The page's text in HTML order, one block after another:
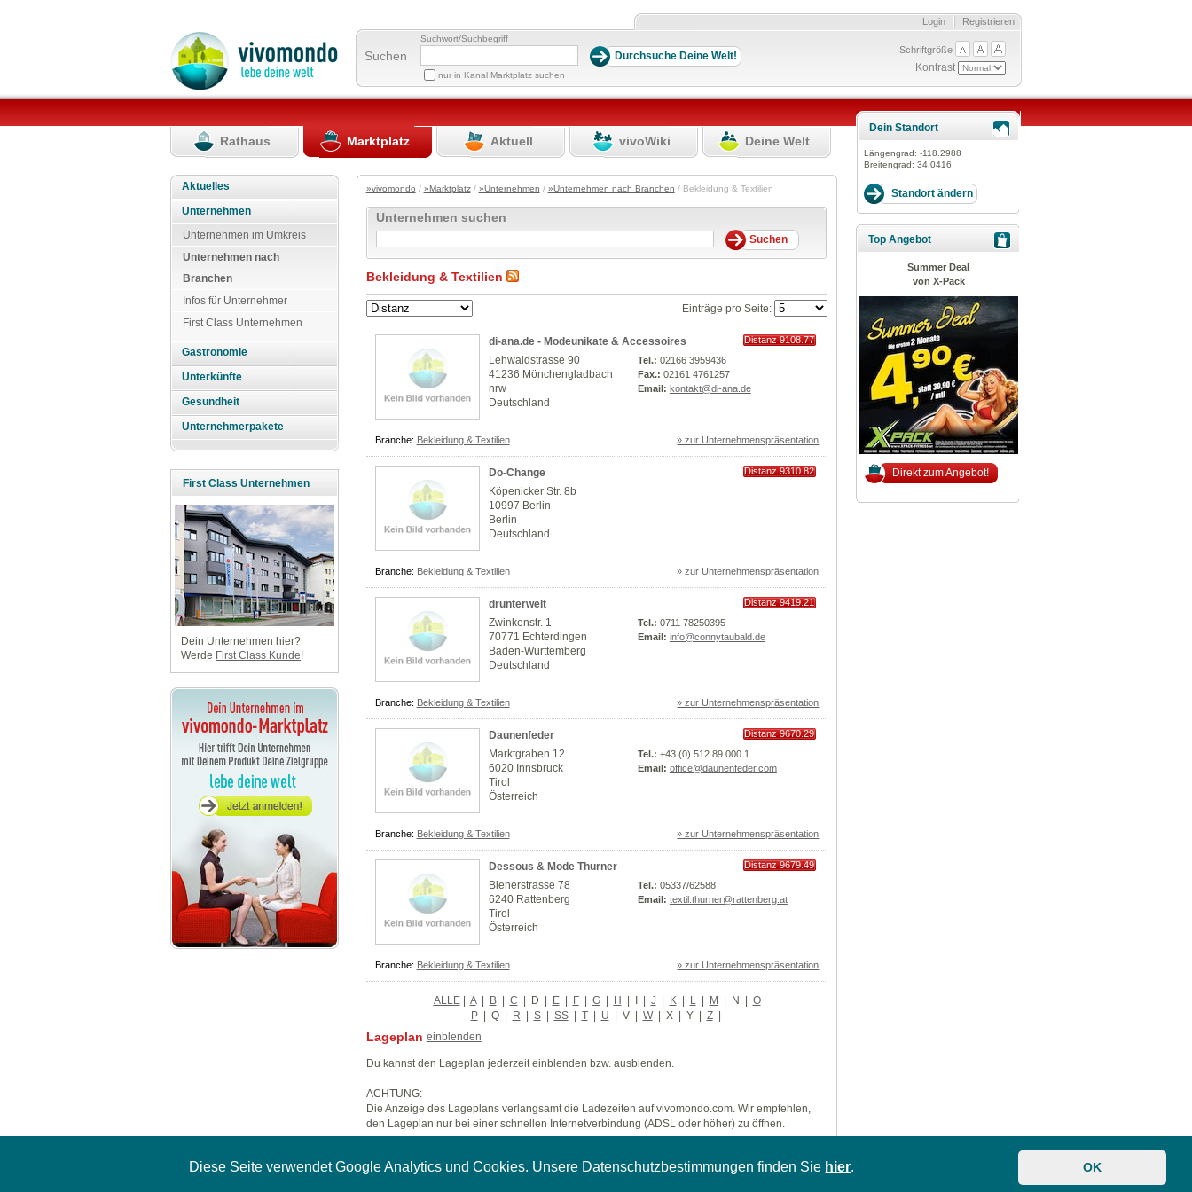
Diese Seite verwendet Google Analytics und Cookies. Unsere Datenschutzbestimmungen finden Sie hier. OK
Registrieren
Login
Suchen
Suchwort/Suchbegriff
nur in Kanal Marktplatz suchen
Schriftgröße
Kontrast
Rathaus Marktplatz Aktuell vivoWiki Deine Welt
Aktuelles
Unternehmen
Unternehmen im Umkreis
Unternehmen nach
Branchen
Infos für Unternehmer
First Class Unternehmen
Gastronomie
Unterkünfte
Gesundheit
Unternehmerpakete
First Class Unternehmen
Dein Unternehmen hier?
Werde First Class Kunde!
»vivomondo / »Marktplatz/ »Unternehmen / »Unternehmen nach Branchen / Bekleidung & Textilien
Unternehmen suchen
Bekleidung & Textilien
Einträge pro Seite:
di-ana.de - Modeunikate & Accessoires
Distanz 9108.77
Lehwaldstrasse 90
41236 Mönchengladbach
nrw
Deutschland
Tel.: 02166 3959436
Fax.: 02161 4761257
Email: kontakt@di-ana.de
Branche: Bekleidung & Textilien » zur Unternehmenspräsentation
Do-Change
Distanz 9310.82
Köpenicker Str. 8b
10997 Berlin
Berlin
Deutschland
Branche: Bekleidung & Textilien » zur Unternehmenspräsentation
drunterwelt
Distanz 9419.21
Zwinkenstr. 1
70771 Echterdingen
Baden-Württemberg
Deutschland
Tel.: 0711 78250395
Email: info@connytaubald.de
Branche: Bekleidung & Textilien » zur Unternehmenspräsentation
Daunenfeder
Distanz 9670.29
Marktgraben 12
6020 Innsbruck
Tirol
Österreich
Tel.: +43 (0) 512 89 000 1
Email: office@daunenfeder.com
Branche: Bekleidung & Textilien » zur Unternehmenspräsentation
Dessous & Mode Thurner
Distanz 9679.49
Bienerstrasse 78
6240 Rattenberg
Tirol
Österreich
Tel.: 05337/62588
Email: textil.thurner@rattenberg.at
Branche: Bekleidung & Textilien » zur Unternehmenspräsentation
ALLE| A | B | C | D | E | F | G | H | I | J | K | L | M | N | O
P | Q | R | S | SS | T | U | V | W | X | Y | Z |
Lageplan einblenden
Du kannst den Lageplan jederzeit einblenden bzw. ausblenden.
ACHTUNG:
Die Anzeige des Lageplans verlangsamt die Ladezeiten auf vivomondo.com. Wir empfehlen,
den Lageplan nur bei einer schnellen Internetverbindung (ADSL oder höher) zu öffnen.
Dein Standort
Längengrad: -118.2988
Breitengrad: 34.0416
Top Angebot
Summer Deal
von X-Pack
Direkt zum Angebot!
Impressum
Unternehmen A-Z